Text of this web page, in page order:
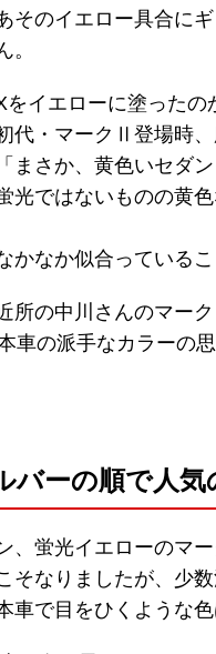
そのイエロー具合に
。
をイエローに塗ったの
代・マークⅡ登場時
まさか、黄色いセダ
光ではないものの黄
かなか似合っているこ
の中川さんのマー
車の派手なカラーの
バーの順で人気
、蛍光イエローのマー
そなりましたが、少
車で目をひくような